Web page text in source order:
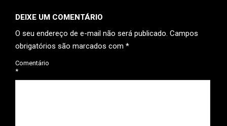
DEIXE UM COMENTÁRIO
O seu endereço de e-mail não será publicado. Campos
obrigatórios são marcados com *
Comentário
*